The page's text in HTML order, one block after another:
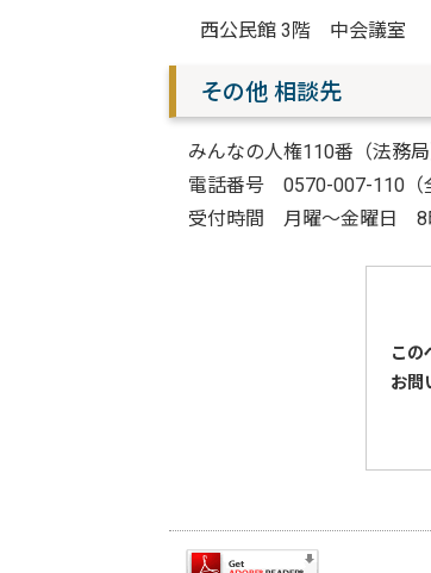
西公民館 3階 中会議室
その他 相談先
みんなの人権110番（法務局
電話番号 0570-007-110（
受付時間 月曜～金曜日 8
この
お問